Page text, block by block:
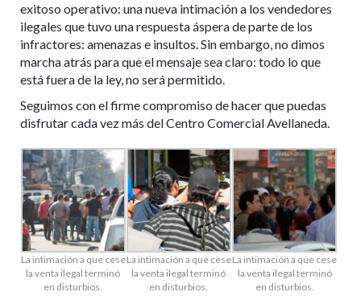
exitoso operativo: una nueva intimación a los vendedores
ilegales que tuvo una respuesta áspera de parte de los
infractores: amenazas e insultos. Sin embargo, no dimos
marcha atrás para que el mensaje sea claro: todo lo que
está fuera de la ley, no será permitido.
Seguimos con el firme compromiso de hacer que puedas
disfrutar cada vez más del Centro Comercial Avellaneda.
La intimación a que cese
la venta ilegal terminó
en disturbios.
La intimación a que cese
la venta ilegal terminó
en disturbios.
La intimación a que cese
la venta ilegal terminó
en disturbios.